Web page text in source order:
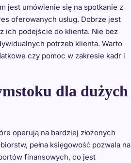
jest umówienie się na spotkanie z
oferowanych usług. Dobrze jest
ich podejście do klienta. Nie bez
potrzeb klienta. Warto
czy pomoc w zakresie kadr i
dla dużych
operują na bardziej złożonych
pełna księgowość pozwala na
finansowych, co jest